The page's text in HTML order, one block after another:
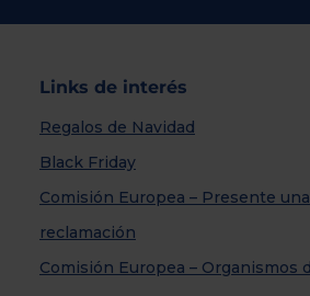
Links de interés
Regalos de Navidad
Black Friday
Comisión Europea – Presente una
reclamación
Comisión Europea – Organismos